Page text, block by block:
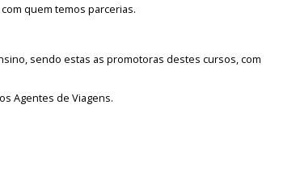
quem temos parcerias.
sendo estas as promotoras destes cursos, com
Agentes de Viagens.